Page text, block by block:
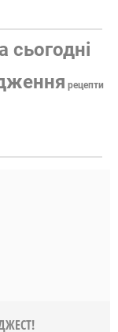
сьогодні
рецепти